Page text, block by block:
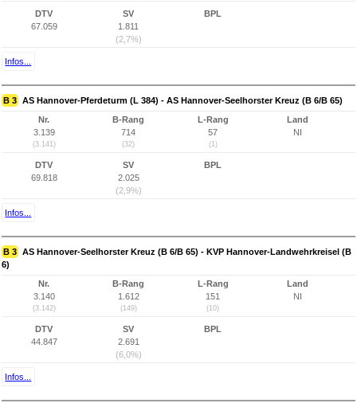
DTV
67.059
SV
1.811
(2,7%)
BPL
Infos...
B 3 AS Hannover-Pferdeturm (L 384) - AS Hannover-Seelhorster Kreuz (B 6/B 65)
Nr.
3.139
(3.141)
B-Rang
714
(32)
L-Rang
57
(1)
Land
NI
DTV
69.818
SV
2.025
(2,9%)
BPL
Infos...
B 3 AS Hannover-Seelhorster Kreuz (B 6/B 65) - KVP Hannover-Landwehrkreisel (B
6)
Nr.
3.140
(3.142)
B-Rang
1.612
(149)
L-Rang
151
(10)
Land
NI
DTV
44.847
SV
2.691
(6,0%)
BPL
Infos...